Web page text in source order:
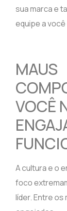
sua marca e
equipe a
MAUS
VOCÊ
A cultura e o
foco
líder. Entre